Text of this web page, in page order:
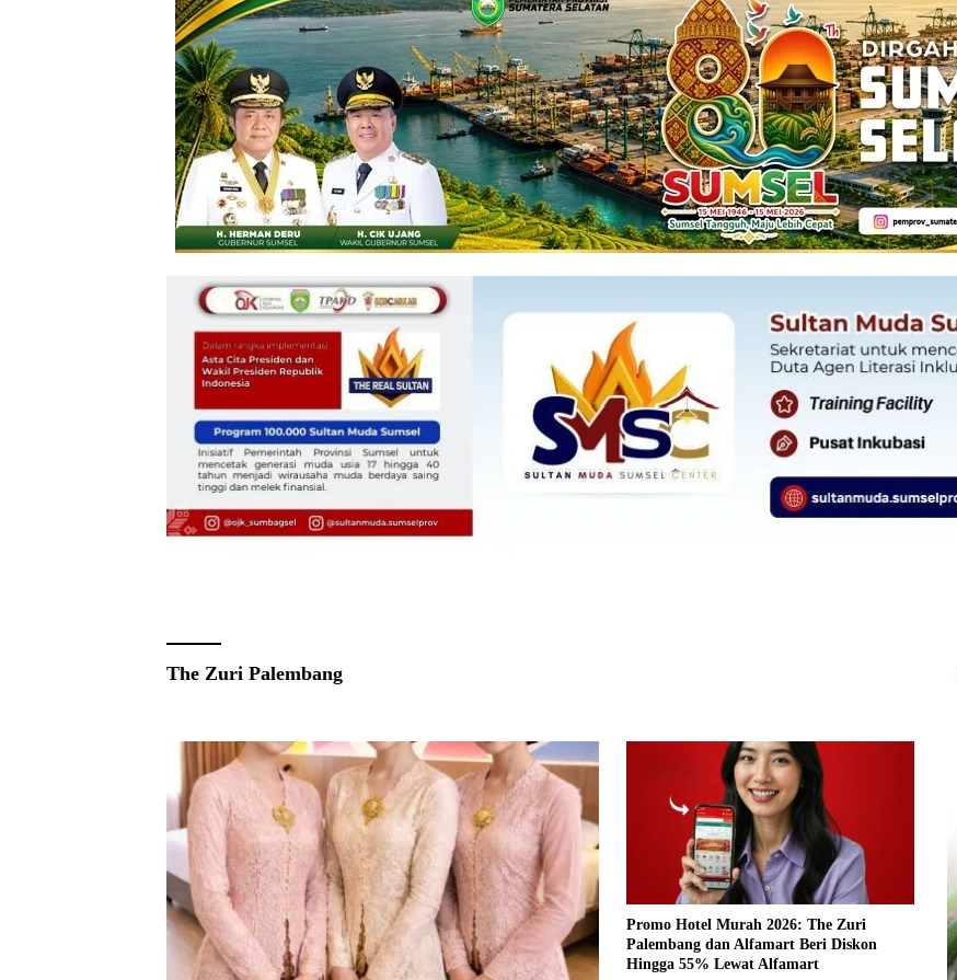
The Zuri Palembang
Promo Hotel Murah 2026: The Zuri
Palembang dan Alfamart Beri Diskon
Hingga 55% Lewat Alfamart